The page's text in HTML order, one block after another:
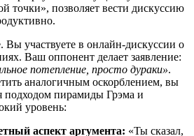
точки», позволяет вести дискуссию
Вы участвуете в онлайн-дискуссии о
Ваш оппонент делает заявление:
потепление, просто дураки».
аналогичным оскорблением, вы
подходом пирамиды Грэма и
уровень:
аспект аргумента: «Ты сказал,